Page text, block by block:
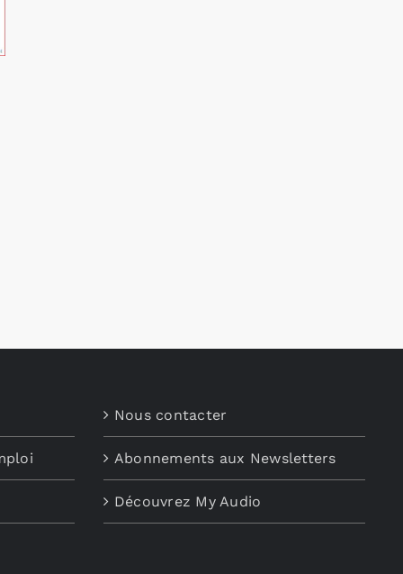
Nous contacter
Abonnements aux Newsletters
Découvrez My Audio